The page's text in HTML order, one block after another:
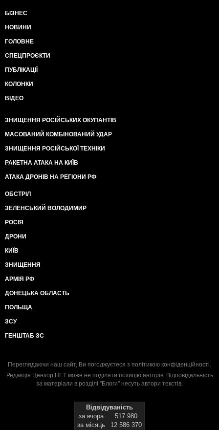
БІЗНЕС
НОВИНИ
ГОЛОВНЕ
СПЕЦПРОЄКТИ
ПУБЛІКАЦІЇ
КОЛОНКИ
ВІДЕО
ЗНИЩЕННЯ РОСІЙСЬКИХ ОКУПАНТІВ
МАСОВАНИЙ КОМБІНОВАНИЙ УДАР
ЗНИЩЕННЯ РОСІЙСЬКОЇ ТЕХНІКИ
РАКЕТНА АТАКА НА КИЇВ
АТАКА ДРОНІВ НА РЕГІОНИ РФ
ОБСТРІЛ
ЗЕЛЕНСЬКИЙ ВОЛОДИМИР
РОСІЯ
ДРОНИ
КИЇВ
ЗНИЩЕННЯ
АРМІЯ РФ
ДОНЕЦЬКА ОБЛАСТЬ
ПОЛЬЩА
ЗСУ
ГЕНШТАБ ЗС
Переглядаючи наш сайт, Ви погоджуєтеся з політикою конфіденційності.
Редакція Цензор.НЕТ може не поділяти позицію авторів. Відповідальність
за матеріали в розділі "Блоги" несуть автори текстів.
Відвідуваність
за вчора
517 980
за місяць
12 586 370